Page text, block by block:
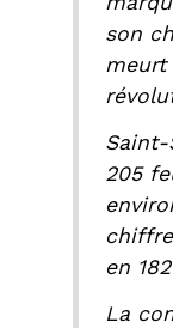
son
meurt
205
en
La